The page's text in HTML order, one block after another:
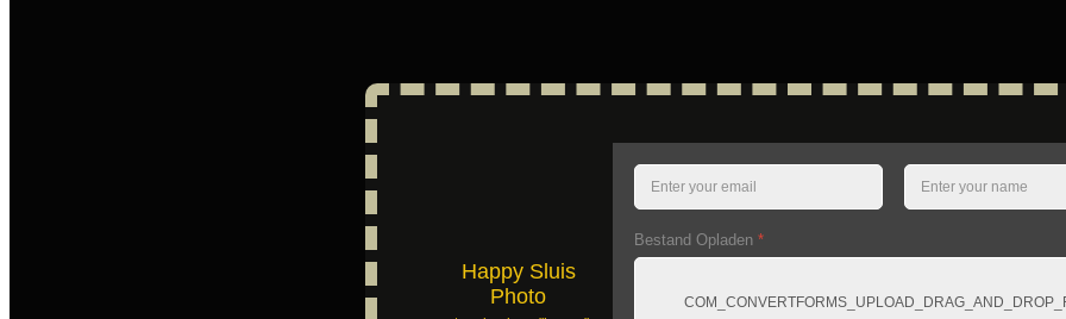
Happy Sluis
Photo
Bestand Opladen *